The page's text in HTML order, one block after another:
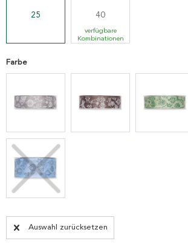
25 40
verfügbare
Kombinationen
Farbe
Auswahl zurücksetzen